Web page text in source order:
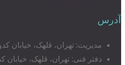
آدرس
مدیریت: تهران، قلهک، خیابان کدویی،
دفتر فنی: تهران، قلهک، خیابان کدویی،